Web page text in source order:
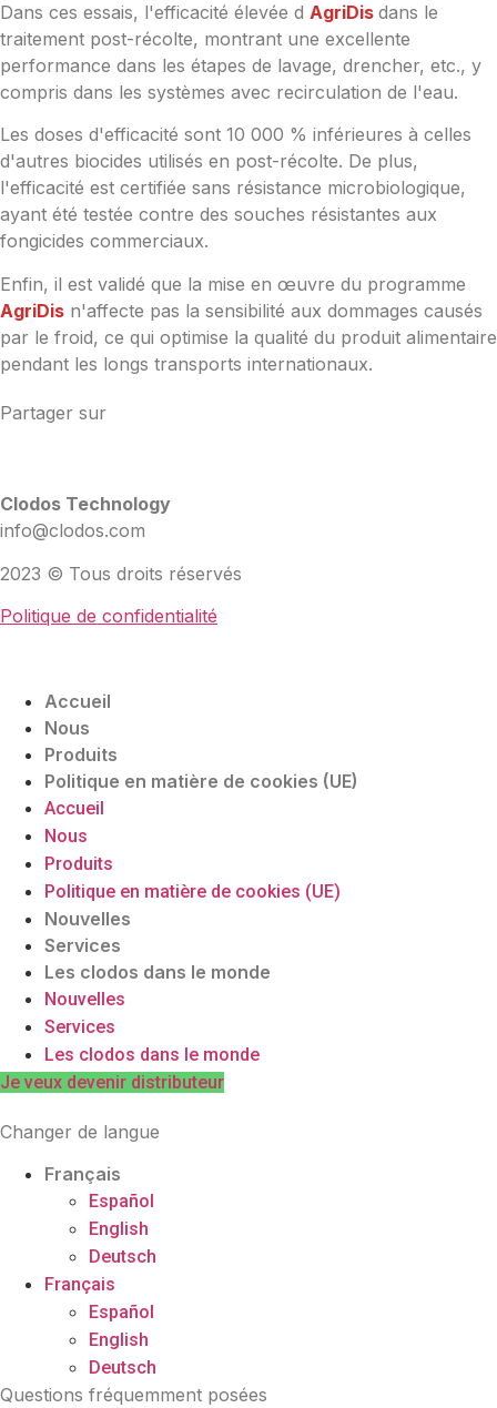
Dans ces essais, l'efficacité élevée d AgriDis dans le
traitement post-récolte, montrant une excellente
performance dans les étapes de lavage, drencher, etc., y
compris dans les systèmes avec recirculation de l'eau.
Les doses d'efficacité sont 10 000 % inférieures à celles
d'autres biocides utilisés en post-récolte. De plus,
l'efficacité est certifiée sans résistance microbiologique,
ayant été testée contre des souches résistantes aux
fongicides commerciaux.
Enfin, il est validé que la mise en œuvre du programme
AgriDis n'affecte pas la sensibilité aux dommages causés
par le froid, ce qui optimise la qualité du produit alimentaire
pendant les longs transports internationaux.
Partager sur
Clodos Technology
info@clodos.com
2023 © Tous droits réservés
Politique de confidentialité
Accueil
Nous
Produits
Politique en matière de cookies (UE)
Accueil
Nous
Produits
Politique en matière de cookies (UE)
Nouvelles
Services
Les clodos dans le monde
Nouvelles
Services
Les clodos dans le monde
Je veux devenir distributeur
Changer de langue
Français
Español
English
Deutsch
Français
Español
English
Deutsch
Questions fréquemment posées